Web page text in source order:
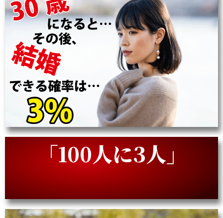
「100人に3人」